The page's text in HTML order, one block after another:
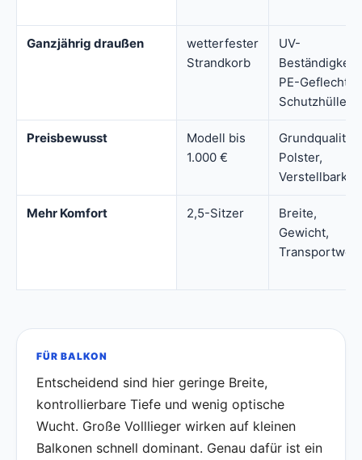
Ganzjährig draußen
wetterfester
Strandkorb
UV-
Beständigkeit,
PE-Geflecht,
Schutzhülle
Preisbewusst
Modell bis
1.000 €
Grundqualität,
Polster,
Verstellbarkeit
Mehr Komfort 2,5-Sitzer
Breite,
Gewicht,
Transportweg
FÜR BALKON
Entscheidend sind hier geringe Breite,
kontrollierbare Tiefe und wenig optische
Wucht. Große Volllieger wirken auf kleinen
Balkonen schnell dominant. Genau dafür ist ein